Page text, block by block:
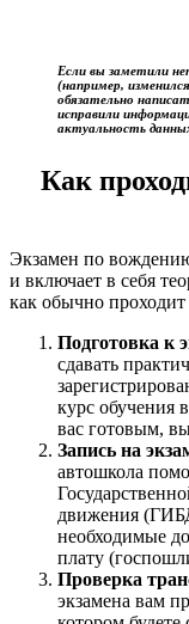
Если вы заметили
(например,
обязательно
исправили
актуальность
Как
Экзамен по
и включает в себя
как обычно проходит
Подготовка к
сдавать
курс обучения
вас готовым,
Запись на
автошкола
движения
необходимые
плату
Проверка
экзамена вам